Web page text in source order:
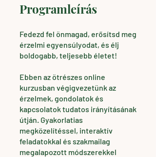
Programleírás
Fedezd fel önmagad, erősítsd meg
érzelmi egyensúlyodat, és élj
boldogabb, teljesebb életet!
Ebben az ötrészes online
kurzusban végigvezetünk az
érzelmek, gondolatok és
kapcsolatok tudatos irányításának
útján. Gyakorlatias
megközelítéssel, interaktív
feladatokkal és szakmailag
megalapozott módszerekkel